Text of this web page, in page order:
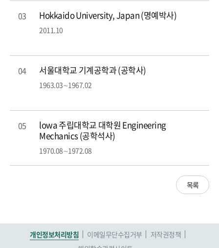
03 Hokkaido University, Japan (명예박사)
2011.10
04 서울대학교 기계공학과 (공학사)
1963.03∼1967.02
05
lowa 주립대학교 대학원 Engineering
Mechanics (공학석사)
1970.08∼1972.08
목록
개인정보처리방침 이메일무단수집거부
저작권정책